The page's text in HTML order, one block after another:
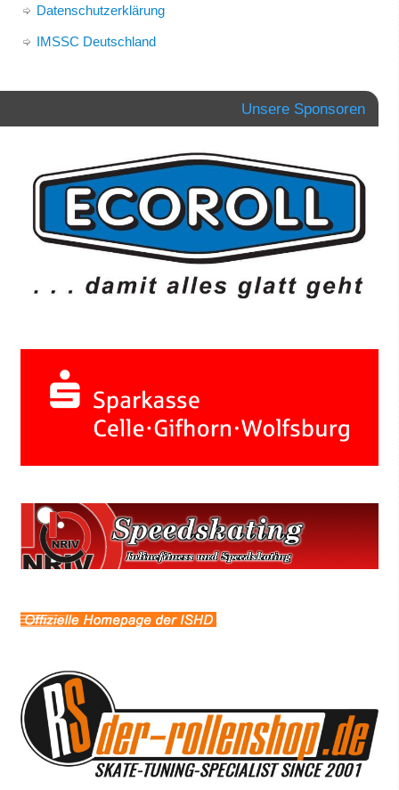
Datenschutzerklärung
IMSSC Deutschland
Unsere Sponsoren